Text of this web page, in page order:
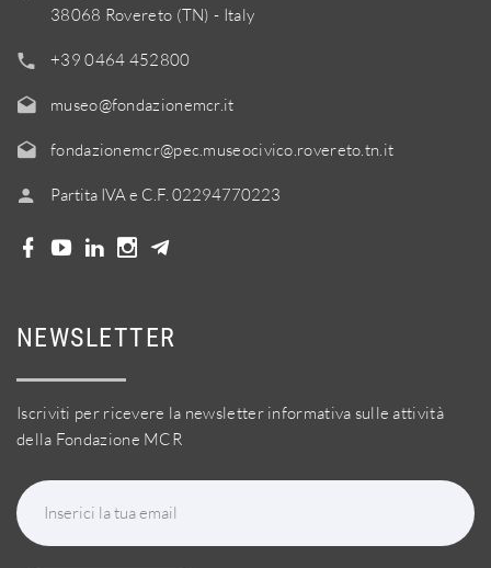
38068 Rovereto (TN) - Italy
+39 0464 452800
museo@fondazionemcr.it
fondazionemcr@pec.museocivico.rovereto.tn.it
Partita IVA e C.F. 02294770223
NEWSLETTER
Iscriviti per ricevere la newsletter informativa sulle attività
della Fondazione MCR
Inserici la tua email